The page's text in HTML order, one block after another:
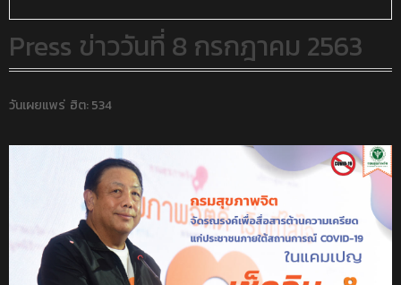
Press ข่าววันที่ 8 กรกฎาคม 2563
วันเผยแพร่ ฮิต: 534